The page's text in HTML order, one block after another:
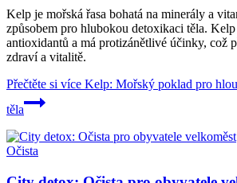
Kelp je mořská řasa bohatá na minerály a
způsobem pro hlubokou detoxikaci těla.
antioxidantů a má protizánětlivé účinky, což
zdraví a vitalitě.
Přečtěte si více Kelp: Mořský poklad pro
těla
Očista